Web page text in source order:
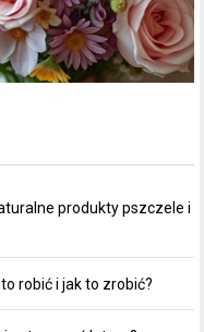
produkty pszczele i
robić i jak to zrobić?